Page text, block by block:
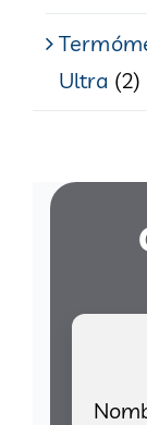
Ultra (2)